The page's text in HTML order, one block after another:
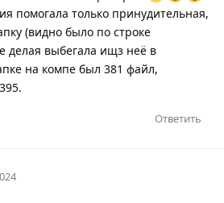
помогала только принудительная,
(видно было по строке
делая выбегала ищз неё в
на компе был 381 файл,
Ответить